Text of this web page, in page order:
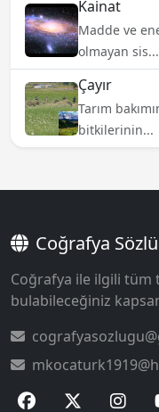
Kainat
Madde ve
olmayan sis...
Çayır
Tarım
bitkilerinin...
Coğrafya
Coğrafya ile ilgili tüm
bulabileceğiniz